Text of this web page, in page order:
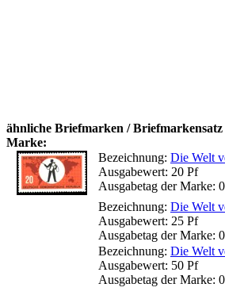
ähnliche Briefmarken / Briefmarkensatz
Marke:
Bezeichnung: Die Welt
Ausgabewert: 20 Pf
Ausgabetag der Marke:
Bezeichnung: Die Welt
Ausgabewert: 25 Pf
Ausgabetag der Marke:
Bezeichnung: Die Welt
Ausgabewert: 50 Pf
Ausgabetag der Marke: